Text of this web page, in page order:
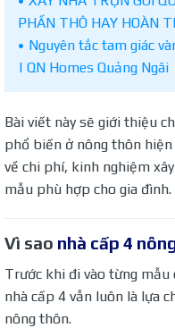
PHẦN THÔ HAY HOÀN
Nguyên tắc tam giác
| QN Homes Quảng Ngãi
Bài viết này sẽ giới thiệu
phổ biến ở nông thôn
về chi phí, kinh nghiệm
mẫu phù hợp cho gia đình.
Vì sao nhà cấp 4
Trước khi đi vào từng mẫu
nhà cấp 4 vẫn luôn là lựa
nông thôn.